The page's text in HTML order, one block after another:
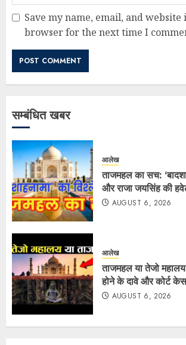
Save my name, email, and website
browser for the next time I
सम्बंधित खबर
आलेख
ताजमहल का सच:
और राजा जयसिंह की
AUGUST 6, 2026
आलेख
ताजमहल या तेजो
होने के दावे और कोर्ट
AUGUST 6, 2026